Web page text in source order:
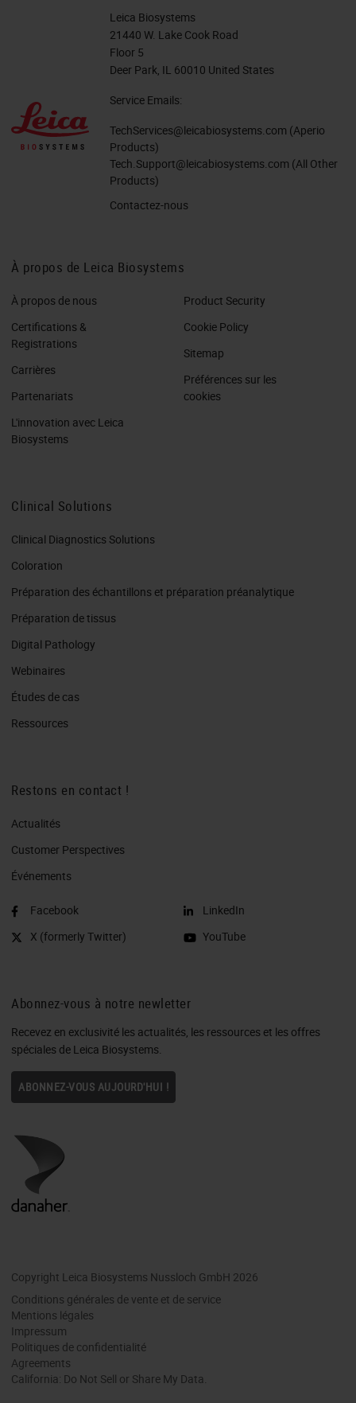
Leica Biosystems
21440 W. Lake Cook Road
Floor 5
Deer Park, IL 60010 United States
Service Emails:
TechServices@leicabiosystems.com (Aperio
Products)
Tech.Support@leicabiosystems.com (All Other
Products)
Contactez-nous
À propos de Leica Biosystems
À propos de nous
Certifications &
Registrations
Carrières
Partenariats
L'innovation avec Leica
Biosystems
Product Security
Cookie Policy
Sitemap
Préférences sur les
cookies
Clinical Solutions
Clinical Diagnostics Solutions
Coloration
Préparation des échantillons et préparation préanalytique
Préparation de tissus
Digital Pathology
Webinaires
Études de cas
Ressources
Restons en contact !
Actualités
Customer Perspectives​
Événements
Facebook
X (formerly Twitter)
LinkedIn
YouTube
Abonnez-vous à notre newletter
Recevez en exclusivité les actualités, les ressources et les offres
spéciales de Leica Biosystems.
ABONNEZ-VOUS AUJOURD'HUI !
Copyright Leica Biosystems Nussloch GmbH 2026
Conditions générales de vente et de service
Mentions légales
Impressum
Politiques de confidentialité
Agreements
California: Do Not Sell or Share My Data.